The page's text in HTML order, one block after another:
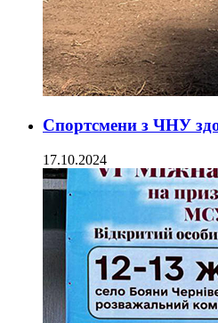
Спортсмени з ЧНУ
17.10.2024